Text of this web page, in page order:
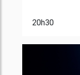
20h30